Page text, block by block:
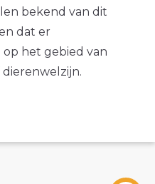
bekend van dit
dat er
op het gebied van